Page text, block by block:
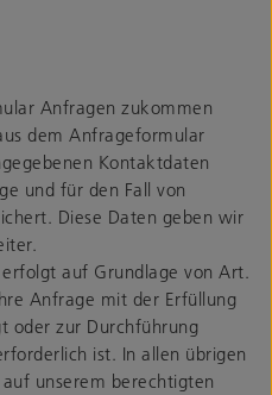
Anfragen zukommen
dem Anfrageformular
Kontaktdaten
und für den Fall von
Diese Daten geben wir
auf Grundlage von Art.
Anfrage mit der Erfüllung
oder zur Durchführung
ist. In allen übrigen
unserem berechtigten